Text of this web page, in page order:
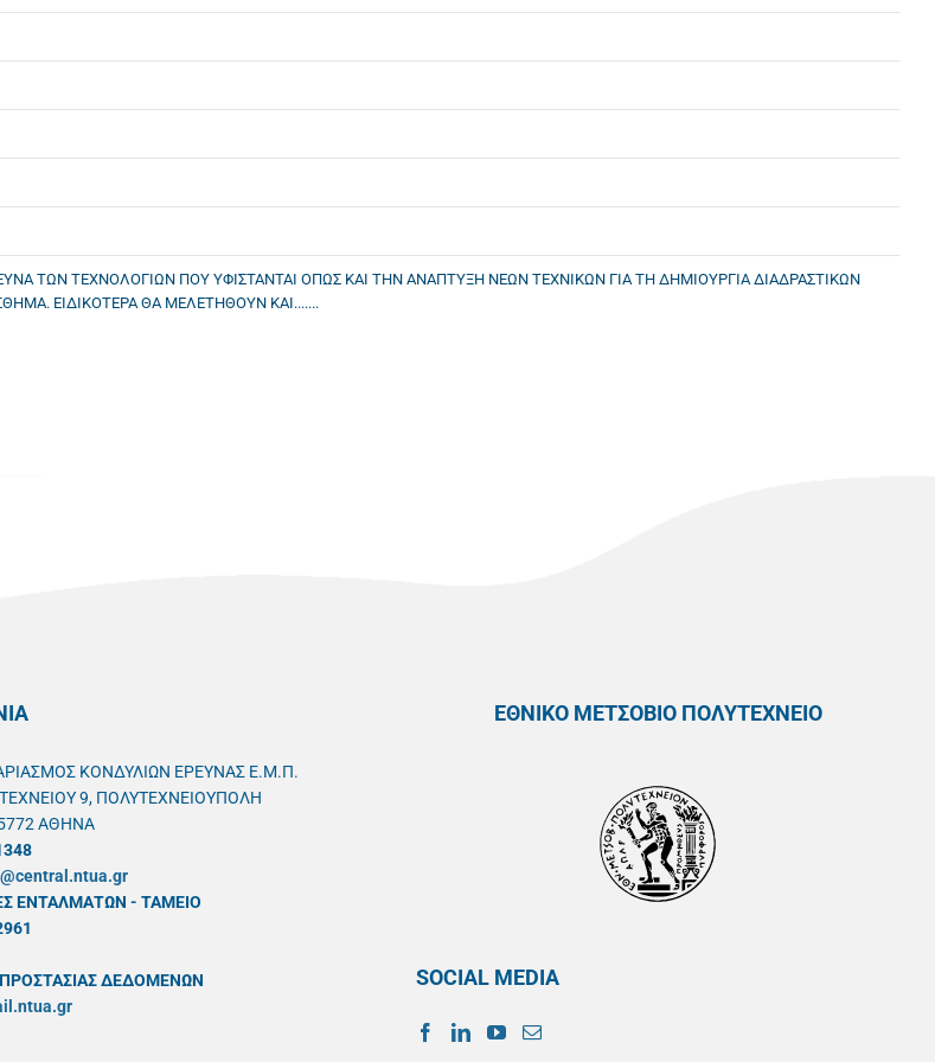
ΤΩΝ ΤΕΧΝΟΛΟΓΙΩΝ ΠΟΥ ΥΦΙΣΤΑΝΤΑΙ ΟΠΩΣ ΚΑΙ ΤΗΝ ΑΝΑΠΤΥΞΗ ΝΕΩΝ ΤΕΧΝΙΚΩΝ ΓΙΑ ΤΗ ΔΗΜΙΟΥΡΓΙΑ ΔΙΑΔΡΑΣΤΙΚΩΝ
ΕΙΔΙΚΟΤΕΡΑ ΘΑ ΜΕΛΕΤΗΘΟΥΝ ΚΑΙ.......
ΚΟΝΔΥΛΙΩΝ ΕΡΕΥΝΑΣ Ε.Μ.Π.
9, ΠΟΛΥΤΕΧΝΕΙΟΥΠΟΛΗ
ΑΘΗΝΑ
ΕΝΤΑΛΜΑΤΩΝ - ΤΑΜΕΙΟ
ΔΕΔΟΜΕΝΩΝ
ΕΘΝΙΚΟ ΜΕΤΣΟΒΙΟ ΠΟΛΥΤΕΧΝΕΙΟ
SOCIAL MEDIA